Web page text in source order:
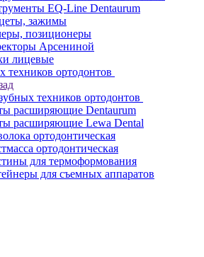
EQ-Line Dentaurum
зажимы
позиционеры
Арсениной
лицевые
техников ортодонтов
техников ортодонтов
расширяющие Dentaurum
расширяющие Lewa Dental
ортодонтическая
ортодонтическая
для термоформования
для съемных аппаратов